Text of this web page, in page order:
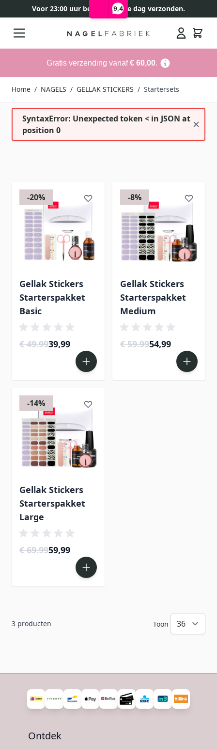
9,4
Voor 23:00 uur besteld, zelfde dag verzonden.
Gratis verzending vanaf€ 60,00.
Home / NAGELS / GELLAK STICKERS / Startersets
SyntaxError: Unexpected token < in JSON at
position 0
-20%
Gellak Stickers
Starterspakket
Basic
€ 49.9939,99
-8%
Gellak Stickers
Starterspakket
Medium
€ 59.9954,99
-14%
Gellak Stickers
Starterspakket
Large
€ 69.9959,99
3 producten Toon
Ontdek